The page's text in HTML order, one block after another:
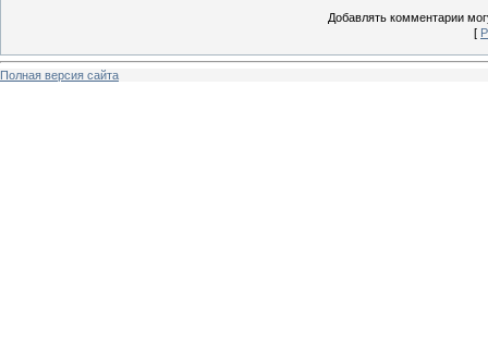
Добавлять комментарии
[
Полная версия сайта